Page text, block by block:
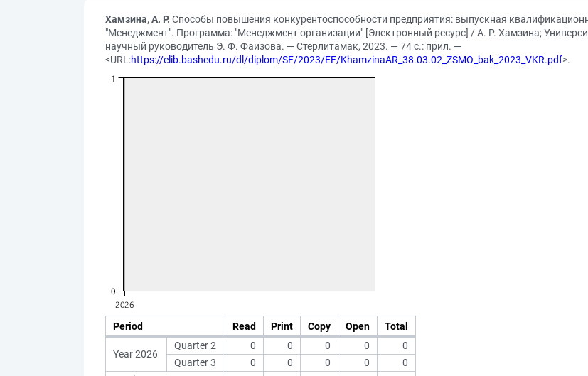
Хамзина, А. Р. Способы повышения конкурентоспособности предприятия: выпускная
"Менеджмент". Программа: "Менеджмент организации" [Электронный ресурс] / А. Р. Хамзина;
научный руководитель Э. Ф. Фаизова. — Стерлитамак, 2023. — 74 с.: прил. —
<URL:https://elib.bashedu.ru/dl/diplom/SF/2023/EF/KhamzinaAR_38.03.02_ZSMO_bak_2023_VKR.pdf>.
Period Read Print Copy Open Total
Year 2026
Quarter 2 0 0 0 0
0
Quarter 3
0 0 0 0
0